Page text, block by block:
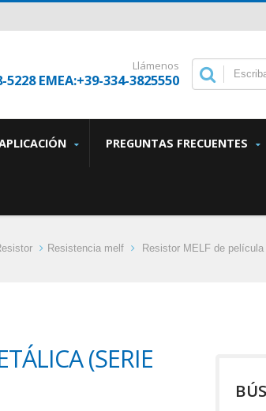
Llámenos
EMEA:+39-334-3825550
PREGUNTAS FRECUENTES
Resistencia melf Resistor MELF de
(SERIE